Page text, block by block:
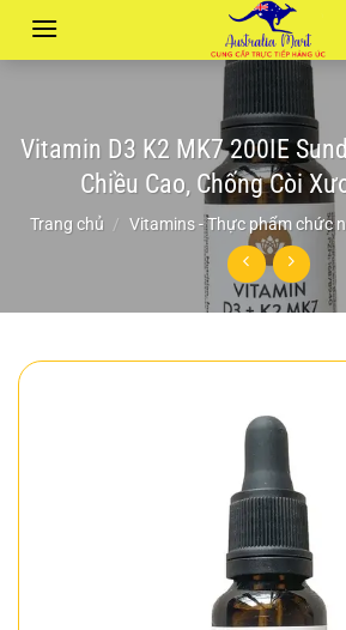
Vitamin D3 K2 MK7 200IE
Chiều Cao, Chống Còi
Trang chủ / Vitamins - Thực phẩm chức